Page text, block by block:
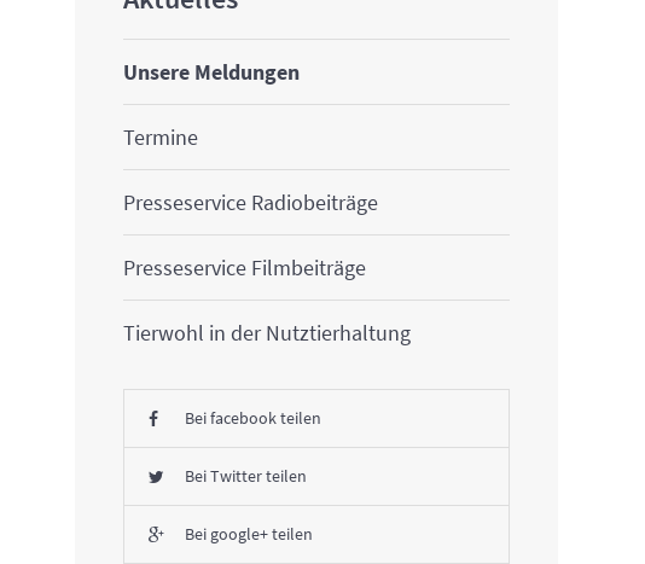
Unsere Meldungen
Termine
Presseservice Radiobeiträge
Presseservice Filmbeiträge
Tierwohl in der Nutztierhaltung
Bei facebook teilen
Bei Twitter teilen
Bei google+ teilen